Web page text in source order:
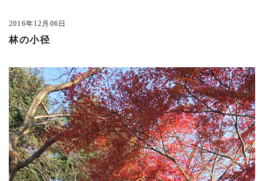
日光プロジェクト
cafe bamboo (4)
武蔵野市医師会館 (5)
吉祥寺南町ビル (3)
あたみプロジェクト (3)
市谷の集合住宅 (2)
東京 奥多摩温泉 おくたま路 (12)
2016年12月06日
林の小径